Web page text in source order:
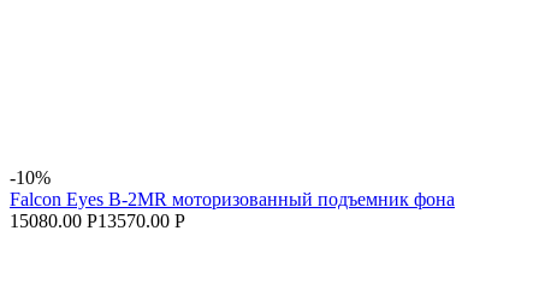
-10%
Falcon Eyes B-2MR моторизованный подъемник фона
15080.00 Р13570.00 Р